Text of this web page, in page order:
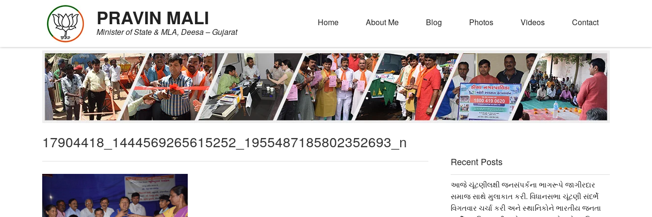
PRAVIN MALI
Minister of State & MLA, Deesa – Gujarat
Home About Me Blog Photos Videos Contact
17904418_1444569265615252_1955487185802352693_n
Recent Posts
આજે ચૂંટણીલક્ષી જનસંપર્કના ભાગરૂપે જાગીરદાર
સમાજ સાથે મુલાકાત કરી. વિધાનસભા ચૂંટણી સંદર્ભે
વિગતવાર ચર્ચા કરી અને સ્થાનિકોને ભારતીય જનતા